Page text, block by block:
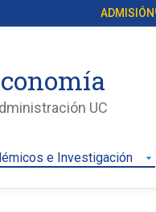
ADMISIÓN
UC
e Investigación arrow_drop_down